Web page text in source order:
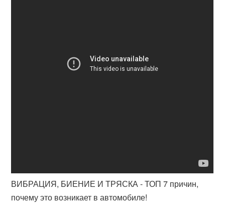
ВИБРАЦИЯ, БИЕНИЕ И ТРЯСКА - ТОП 7 причин,
почему это возникает в автомобиле!